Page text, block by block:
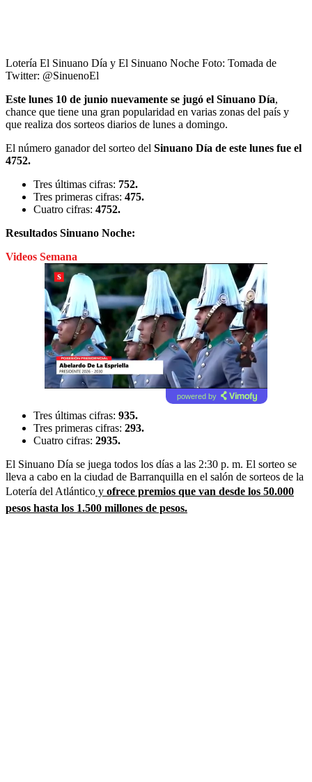
Lotería El Sinuano Día y El Sinuano Noche Foto: Tomada de
Twitter: @SinuenoEl
Este lunes 10 de junio nuevamente se jugó el Sinuano Día,
chance que tiene una gran popularidad en varias zonas del país y
que realiza dos sorteos diarios de lunes a domingo.
El número ganador del sorteo del Sinuano Día de este lunes fue el
4752.
Tres últimas cifras: 752.
Tres primeras cifras: 475.
Cuatro cifras: 4752.
Resultados Sinuano Noche:
Videos Semana
powered by
Tres últimas cifras: 935.
Tres primeras cifras: 293.
Cuatro cifras: 2935.
El Sinuano Día se juega todos los días a las 2:30 p. m. El sorteo se
lleva a cabo en la ciudad de Barranquilla en el salón de sorteos de la
Lotería del Atlántico y ofrece premios que van desde los 50.000
pesos hasta los 1.500 millones de pesos.